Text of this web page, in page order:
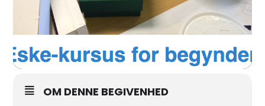
OM DENNE BEGIVENHED